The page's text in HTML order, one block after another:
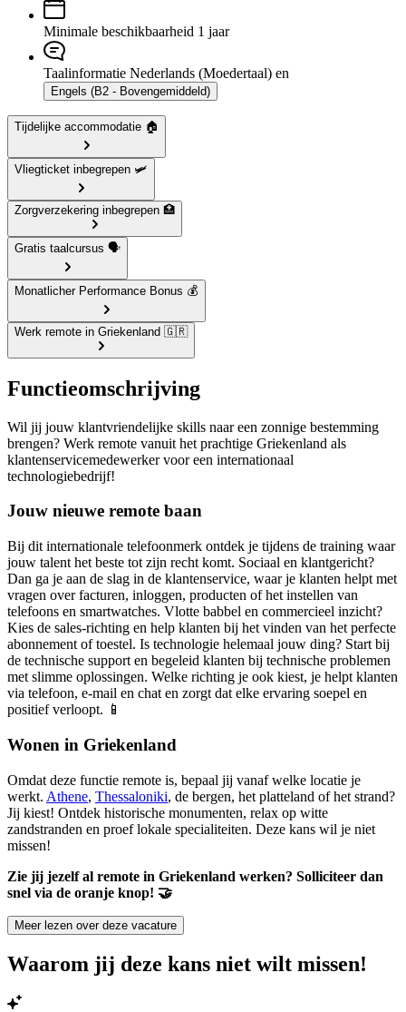
Minimale beschikbaarheid 1 jaar
Taalinformatie Nederlands (Moedertaal) en
Engels (B2 - Bovengemiddeld)
Tijdelijke accommodatie 🏠
Vliegticket inbegrepen 🛩️
Zorgverzekering inbegrepen 🏥
Gratis taalcursus 🗣️
Monatlicher Performance Bonus 💰
Werk remote in Griekenland 🇬🇷
Functieomschrijving
Wil jij jouw klantvriendelijke skills naar een zonnige bestemming
brengen? Werk remote vanuit het prachtige Griekenland als
klantenservicemedewerker voor een internationaal
technologiebedrijf!
Jouw nieuwe remote baan
Bij dit internationale telefoonmerk ontdek je tijdens de training waar
jouw talent het beste tot zijn recht komt. Sociaal en klantgericht?
Dan ga je aan de slag in de klantenservice, waar je klanten helpt met
vragen over facturen, inloggen, producten of het instellen van
telefoons en smartwatches. Vlotte babbel en commercieel inzicht?
Kies de sales-richting en help klanten bij het vinden van het perfecte
abonnement of toestel. Is technologie helemaal jouw ding? Start bij
de technische support en begeleid klanten bij technische problemen
met slimme oplossingen. Welke richting je ook kiest, je helpt klanten
via telefoon, e-mail en chat en zorgt dat elke ervaring soepel en
positief verloopt. 📱
Wonen in Griekenland
Omdat deze functie remote is, bepaal jij vanaf welke locatie je
werkt. Athene, Thessaloniki, de bergen, het platteland of het strand?
Jij kiest! Ontdek historische monumenten, relax op witte
zandstranden en proef lokale specialiteiten. Deze kans wil je niet
missen!
Zie jij jezelf al remote in Griekenland werken? Solliciteer dan
snel via de oranje knop! 🤝
Meer lezen over deze vacature
Waarom jij deze kans niet wilt missen!